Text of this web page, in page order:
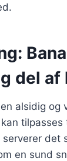
del af
alsidig og
tilpasses
serverer det
en sund